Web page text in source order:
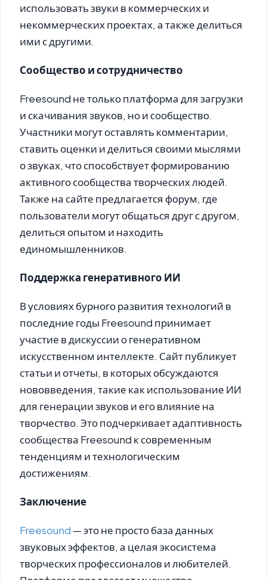
использовать звуки в коммерческих и
некоммерческих проектах, а также делиться
ими с другими.
Сообщество и сотрудничество
Freesound не только платформа для загрузки
и скачивания звуков, но и сообщество.
Участники могут оставлять комментарии,
ставить оценки и делиться своими мыслями
о звуках, что способствует формированию
активного сообщества творческих людей.
Также на сайте предлагается форум, где
пользователи могут общаться друг с другом,
делиться опытом и находить
единомышленников.
Поддержка генеративного ИИ
В условиях бурного развития технологий в
последние годы Freesound принимает
участие в дискуссии о генеративном
искусственном интеллекте. Сайт публикует
статьи и отчеты, в которых обсуждаются
нововведения, такие как использование ИИ
для генерации звуков и его влияние на
творчество. Это подчеркивает адаптивность
сообщества Freesound к современным
тенденциям и технологическим
достижениям.
Заключение
Freesound — это не просто база данных
звуковых эффектов, а целая экосистема
творческих профессионалов и любителей.